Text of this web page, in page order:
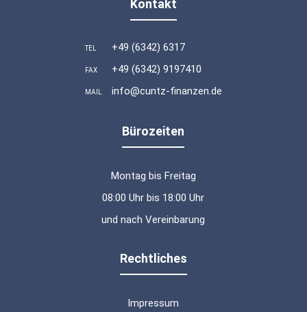
Kontakt
TEL +49 (6342) 6317
FAX +49 (6342) 9197410
MAIL info@cuntz-finanzen.de
Bürozeiten
Montag bis Freitag
08:00 Uhr bis 18:00 Uhr
und nach Vereinbarung
Rechtliches
Impressum